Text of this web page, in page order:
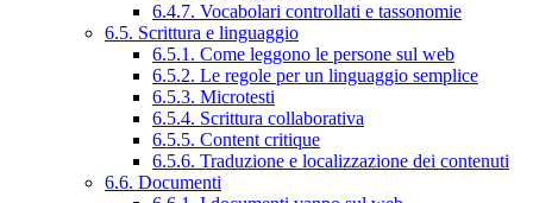
6.4.7. Vocabolari controllati e tassonomie
6.5. Scrittura e linguaggio
6.5.1. Come leggono le persone sul web
6.5.2. Le regole per un linguaggio semplice
6.5.3. Microtesti
6.5.4. Scrittura collaborativa
6.5.5. Content critique
6.5.6. Traduzione e localizzazione dei contenuti
6.6. Documenti